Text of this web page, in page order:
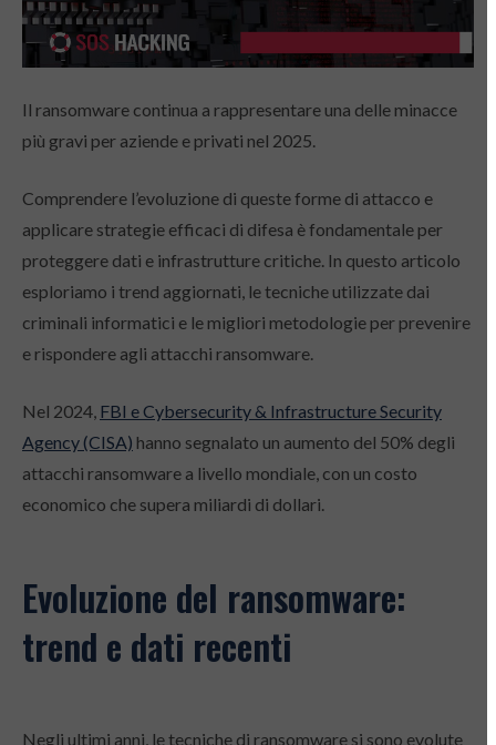
Il ransomware continua a rappresentare una delle minacce
più gravi per aziende e privati nel 2025.
Comprendere l’evoluzione di queste forme di attacco e
applicare strategie efficaci di difesa è fondamentale per
proteggere dati e infrastrutture critiche. In questo articolo
esploriamo i trend aggiornati, le tecniche utilizzate dai
criminali informatici e le migliori metodologie per prevenire
e rispondere agli attacchi ransomware.
Nel 2024, FBI e Cybersecurity & Infrastructure Security
Agency (CISA) hanno segnalato un aumento del 50% degli
attacchi ransomware a livello mondiale, con un costo
economico che supera miliardi di dollari.
Evoluzione del ransomware:
trend e dati recenti
Negli ultimi anni, le tecniche di ransomware si sono evolute